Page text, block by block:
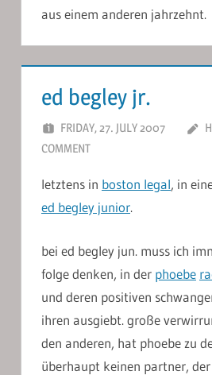
aus einem anderen jahrzehnt.
ed begley jr.
FRIDAY, 27. JULY 2007
COMMENT
letztens in boston legal, in
ed begley junior.
bei ed begley jun. muss ich
folge denken, in der phoebe
und deren positiven
ihren ausgiebt. große
den anderen, hat phoebe zu
überhaupt keinen partner,